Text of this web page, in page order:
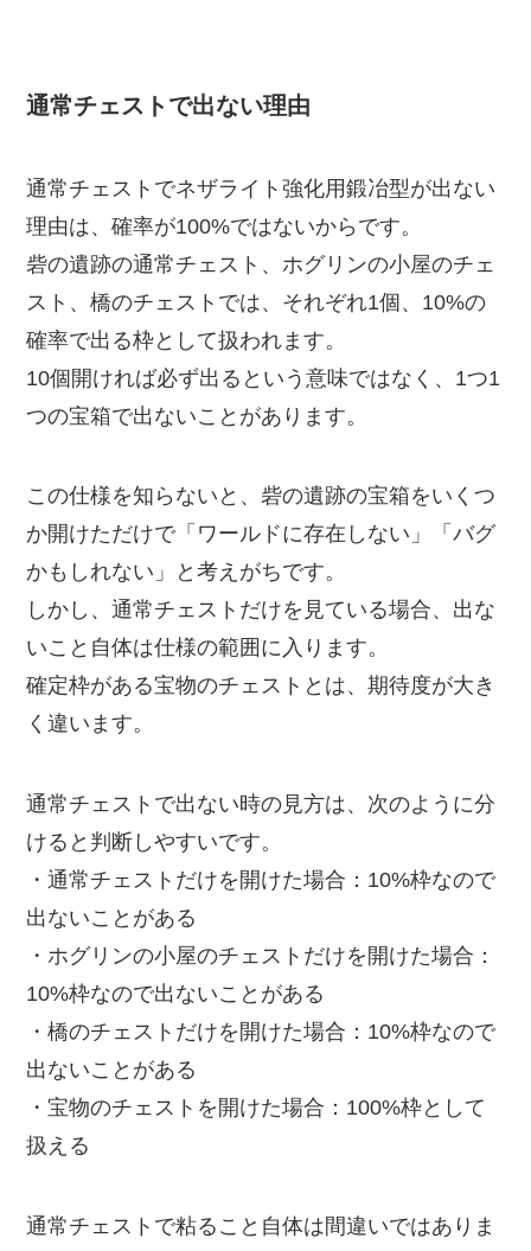
通常チェストで出ない理由
通常チェストでネザライト強化用鍛冶型が出ない
理由は、確率が100%ではないからです。
砦の遺跡の通常チェスト、ホグリンの小屋のチェ
スト、橋のチェストでは、それぞれ1個、10%の
確率で出る枠として扱われます。
10個開ければ必ず出るという意味ではなく、1つ1
つの宝箱で出ないことがあります。
この仕様を知らないと、砦の遺跡の宝箱をいくつ
か開けただけで「ワールドに存在しない」「バグ
かもしれない」と考えがちです。
しかし、通常チェストだけを見ている場合、出な
いこと自体は仕様の範囲に入ります。
確定枠がある宝物のチェストとは、期待度が大き
く違います。
通常チェストで出ない時の見方は、次のように分
けると判断しやすいです。
・通常チェストだけを開けた場合：10%枠なので
出ないことがある
・ホグリンの小屋のチェストだけを開けた場合：
10%枠なので出ないことがある
・橋のチェストだけを開けた場合：10%枠なので
出ないことがある
・宝物のチェストを開けた場合：100%枠として
扱える
通常チェストで粘ること自体は間違いではありま